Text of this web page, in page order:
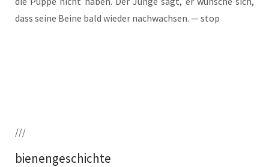
dass sei­ne Bei­ne bald wie­der nach­wach­sen. — stop
///
bienengeschichte